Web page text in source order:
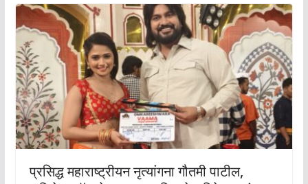
प्रसिद्ध महाराष्ट्रीयन नृत्यांगना गौतमी पाटील,